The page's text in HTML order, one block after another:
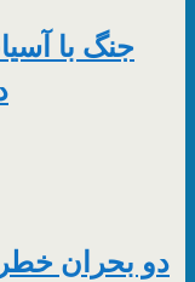
جنگ با
دو بحران